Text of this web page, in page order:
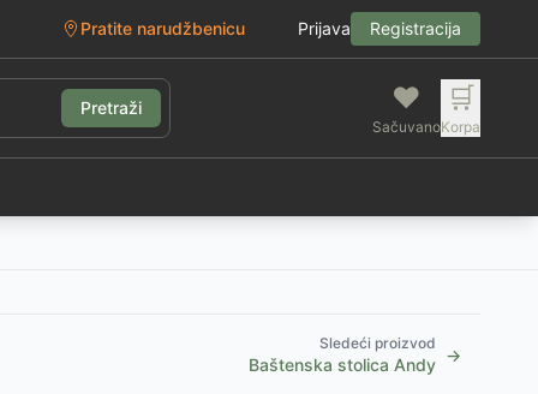
Pratite narudžbenicu Prijava Registracija
Pretraži ❤️
Sačuvano
🛒
Korpa
Sledeći proizvod
Baštenska stolica Andy →